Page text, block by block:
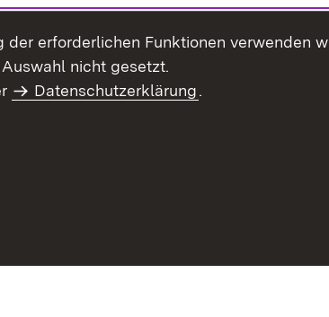
erforderlichen Funktionen verwenden
nicht gesetzt.
Datenschutzerklärung.